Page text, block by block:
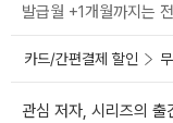
발급월 +1개월까지는
카드/간편결제 할인
관심 저자, 시리즈의 출